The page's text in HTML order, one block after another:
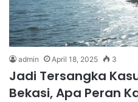
admin April 18, 2025 3
Jadi Tersangka
Bekasi, Apa Peran